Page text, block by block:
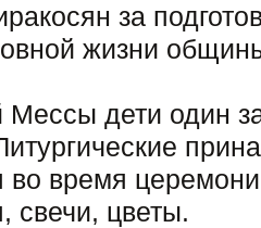
за
жизни
дети один
во время
свечи, цветы.